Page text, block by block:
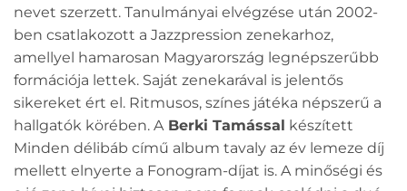
nevet szerzett. Tanulmányai elvégzése után 2002-
ben csatlakozott a Jazzpression zenekarhoz,
amellyel hamarosan Magyarország legnépszerűbb
formációja lettek. Saját zenekarával is jelentős
sikereket ért el. Ritmusos, színes játéka népszerű a
hallgatók körében. ABerki Tamással
készített
Minden délibáb című album tavaly az év lemeze díj
mellett elnyerte a Fonogram-díjat is. A minőségi és